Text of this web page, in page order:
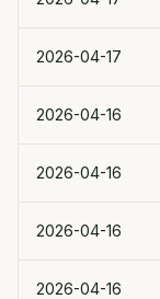
2026-04-17
2026-04-16
2026-04-16
2026-04-16
2026-04-16